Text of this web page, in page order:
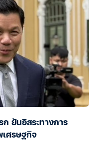
ก ยันอิสระทางการ
เศรษฐกิจ